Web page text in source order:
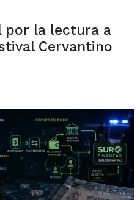
por la lectura a
Cervantino